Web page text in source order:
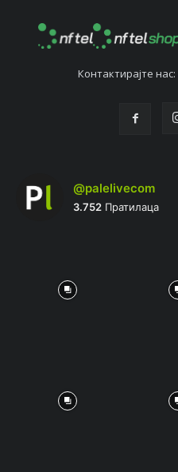
Контактирајтe нас:
@palelivecom
3.752 Пратилаца